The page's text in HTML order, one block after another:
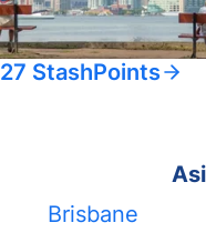
27 StashPoints
Brisbane